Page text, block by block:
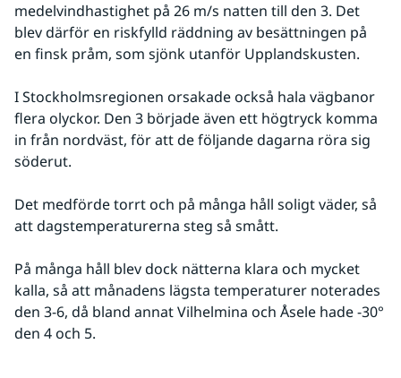
medelvindhastighet på 26 m/s natten till den 3. Det
blev därför en riskfylld räddning av besättningen på
en finsk pråm, som sjönk utanför Upplandskusten.
I Stockholmsregionen orsakade också hala vägbanor
flera olyckor. Den 3 började även ett högtryck komma
in från nordväst, för att de följande dagarna röra sig
söderut.
Det medförde torrt och på många håll soligt väder, så
att dagstemperaturerna steg så smått.
På många håll blev dock nätterna klara och mycket
kalla, så att månadens lägsta temperaturer noterades
den 3-6, då bland annat Vilhelmina och Åsele hade -30°
den 4 och 5.